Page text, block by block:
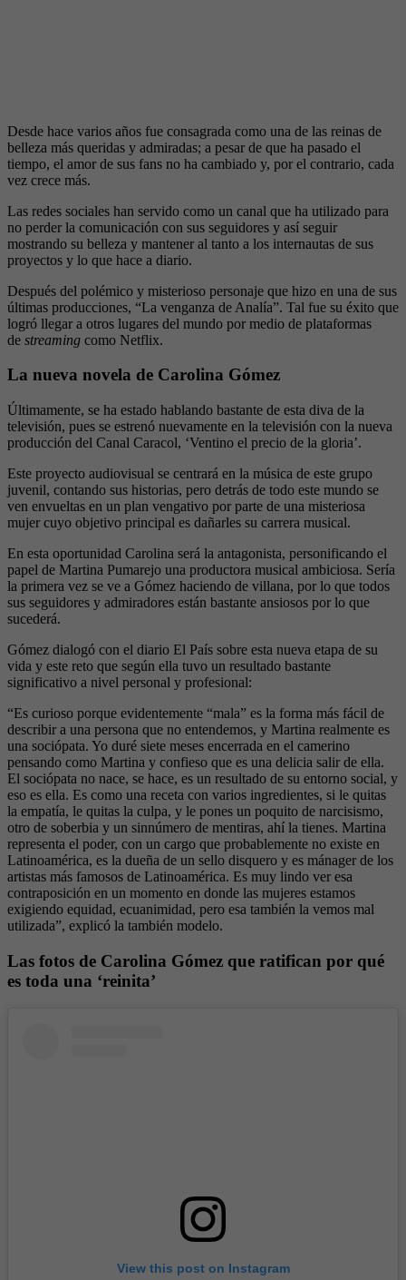
Desde hace varios años fue consagrada como una de las reinas de
belleza más queridas y admiradas; a pesar de que ha pasado el
tiempo, el amor de sus fans no ha cambiado y, por el contrario, cada
vez crece más.
Las redes sociales han servido como un canal que ha utilizado para
no perder la comunicación con sus seguidores y así seguir
mostrando su belleza y mantener al tanto a los internautas de sus
proyectos y lo que hace a diario.
Después del polémico y misterioso personaje que hizo en una de sus
últimas producciones, “La venganza de Analía”. Tal fue su éxito que
logró llegar a otros lugares del mundo por medio de plataformas
de streaming como Netflix.
La nueva novela de Carolina Gómez
Últimamente, se ha estado hablando bastante de esta diva de la
televisión, pues se estrenó nuevamente en la televisión con la nueva
producción del Canal Caracol, ‘Ventino el precio de la gloria’.
Este proyecto audiovisual se centrará en la música de este grupo
juvenil, contando sus historias, pero detrás de todo este mundo se
ven envueltas en un plan vengativo por parte de una misteriosa
mujer cuyo objetivo principal es dañarles su carrera musical.
En esta oportunidad Carolina será la antagonista, personificando el
papel de Martina Pumarejo una productora musical ambiciosa. Sería
la primera vez se ve a Gómez haciendo de villana, por lo que todos
sus seguidores y admiradores están bastante ansiosos por lo que
sucederá.
Gómez dialogó con el diario El País sobre esta nueva etapa de su
vida y este reto que según ella tuvo un resultado bastante
significativo a nivel personal y profesional:
“Es curioso porque evidentemente “mala” es la forma más fácil de
describir a una persona que no entendemos, y Martina realmente es
una sociópata. Yo duré siete meses encerrada en el camerino
pensando como Martina y confieso que es una delicia salir de ella.
El sociópata no nace, se hace, es un resultado de su entorno social, y
eso es ella. Es como una receta con varios ingredientes, si le quitas
la empatía, le quitas la culpa, y le pones un poquito de narcisismo,
otro de soberbia y un sinnúmero de mentiras, ahí la tienes. Martina
representa el poder, con un cargo que probablemente no existe en
Latinoamérica, es la dueña de un sello disquero y es mánager de los
artistas más famosos de Latinoamérica. Es muy lindo ver esa
contraposición en un momento en donde las mujeres estamos
exigiendo equidad, ecuanimidad, pero esa también la vemos mal
utilizada”, explicó la también modelo.
Las fotos de Carolina Gómez que ratifican por qué
es toda una ‘reinita’
View this post on Instagram